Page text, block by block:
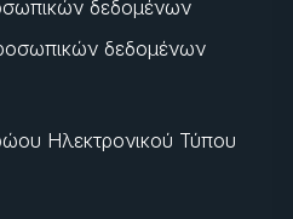
δεδομένων
δεδομένων
Ηλεκτρονικού Τύπου